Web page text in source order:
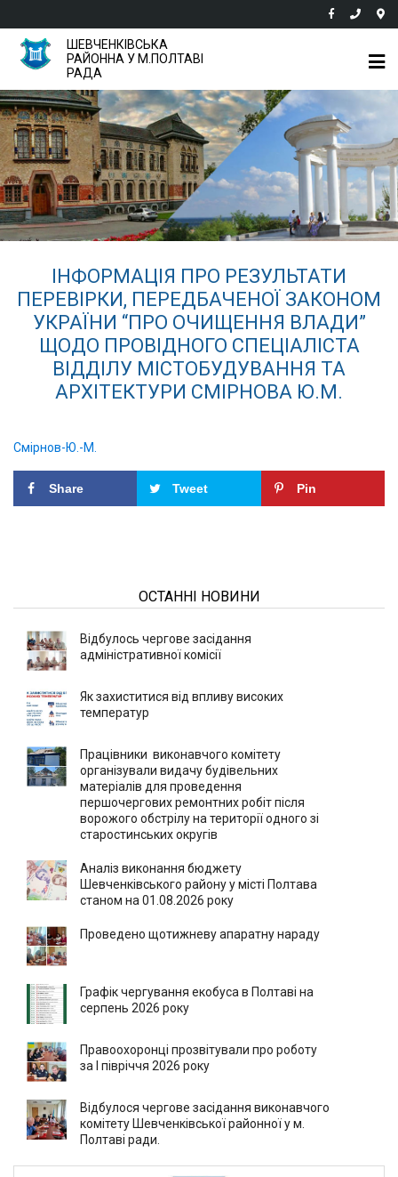
ШЕВЧЕНКІВСЬКА
РАЙОННА У М.ПОЛТАВІ
РАДА
ІНФОРМАЦІЯ ПРО РЕЗУЛЬТАТИ
ПЕРЕВІРКИ, ПЕРЕДБАЧЕНОЇ ЗАКОНОМ
УКРАЇНИ “ПРО ОЧИЩЕННЯ ВЛАДИ”
ЩОДО ПРОВІДНОГО СПЕЦІАЛІСТА
ВІДДІЛУ МІСТОБУДУВАННЯ ТА
АРХІТЕКТУРИ СМІРНОВА Ю.М.
Смірнов-Ю.-М.
Share Tweet Pin
ОСТАННІ НОВИНИ
Відбулось чергове засідання
адміністративної комісії
Як захиститися від впливу високих
температур
Працівники виконавчого комітету
організували видачу будівельних
матеріалів для проведення
першочергових ремонтних робіт після
ворожого обстрілу на території одного зі
старостинських округів
Аналіз виконання бюджету
Шевченківського району у місті Полтава
станом на 01.08.2026 року
Проведено щотижневу апаратну нараду
Графік чергування екобуса в Полтаві на
серпень 2026 року
Правоохоронці прозвітували про роботу
за І півріччя 2026 року
Відбулося чергове засідання виконавчого
комітету Шевченківської районної у м.
Полтаві ради.